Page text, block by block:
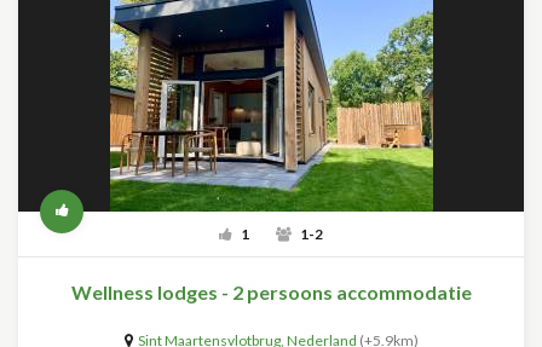
1 1-2
Wellness lodges - 2 persoons accommodatie
Sint Maartensvlotbrug, Nederland (+5.9km)